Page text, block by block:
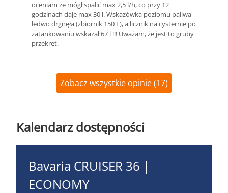
oceniam że mógł spalić max 2,5 l/h, co przy 12
godzinach daje max 30 l. Wskazówka poziomu paliwa
ledwo drgnęła (zbiornik 150 L), a licznik na cysternie po
zatankowaniu wskazał 67 l !!! Uważam, że jest to gruby
przekręt.
Zobacz wszystkie opinie (17)
Kalendarz dostępności
Bavaria CRUISER 36 |
ECONOMY